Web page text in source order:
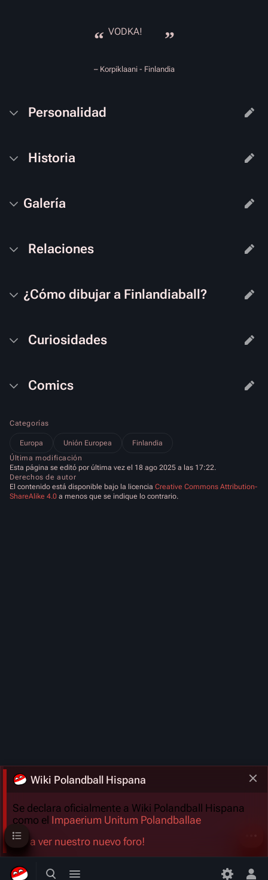
Wiki Polandball Hispana
Se declara oficialmente a Wiki Polandball Hispana
como el Impaerium Unitum Polandballae
¡Ve a ver nuestro nuevo foro!
“ VODKA! ”
– Korpiklaani - Finlandia
Personalidad
Historia
Galería
Relaciones
¿Cómo dibujar a Finlandiaball?
Curiosidades
Comics
Sumario
Categorías
Europa Unión Europea
Finlandia
Última modificación
Esta página se editó por última vez el 18 ago 2025 a las 17:22.
Derechos de autor
El contenido está disponible bajo la licencia Creative Commons Attribution-
ShareAlike 4.0 a menos que se indique lo contrario.